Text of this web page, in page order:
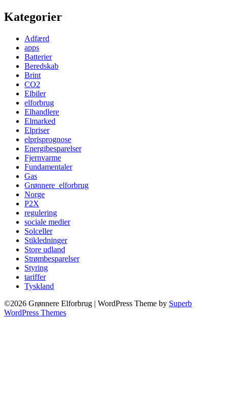
Kategorier
Adfærd
apps
Batterier
Beredskab
Brint
CO2
Elbiler
elforbrug
Elhandlere
Elmarked
Elpriser
elprisprognose
Energibesparelser
Fjernvarme
Fundamentaler
Gas
Grønnere_elforbrug
Norge
P2X
regulering
sociale medier
Solceller
Stikledninger
Store udland
Strømbesparelser
Styring
tariffer
Tyskland
©2026 Grønnere Elforbrug | WordPress Theme by Superb
WordPress Themes